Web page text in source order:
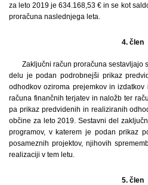
za leto 2019 je 634.168,53 € in se kot
proračuna naslednjega leta.
4. člen
Zaključni račun proračuna sestavljajo
delu je podan podrobnejši prikaz
odhodkov oziroma prejemkov in
računa finančnih terjatev in naložb ter
pa prikaz predvidenih in realiziranih
občine za leto 2019. Sestavni del
programov, v katerem je podan prikaz
posameznih projektov, njihovih
realizaciji v tem letu.
5. člen